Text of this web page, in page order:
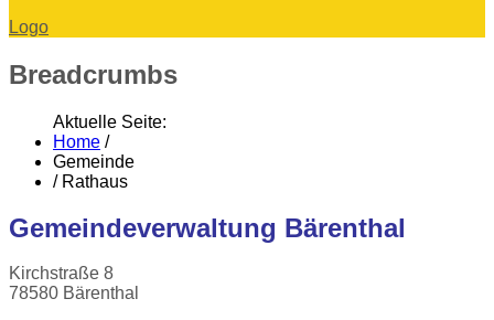
Logo
Breadcrumbs
Aktuelle Seite:
Home /
Gemeinde
/ Rathaus
Gemeindeverwaltung Bärenthal
Kirchstraße 8
78580 Bärenthal